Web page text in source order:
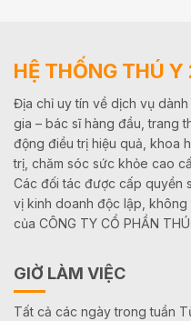
HỆ THỐNG THÚ Y
Địa chỉ uy tín về dịch vụ
gia – bác sĩ hàng đầu, trang
động điều trị hiệu quả, khoa
trị, chăm sóc sức khỏe cao
Các đối tác được cấp quyền
vị kinh doanh độc lập,
của CÔNG TY CỔ PHẦN
GIỜ LÀM VIỆC
Tất cả các ngày trong tuần